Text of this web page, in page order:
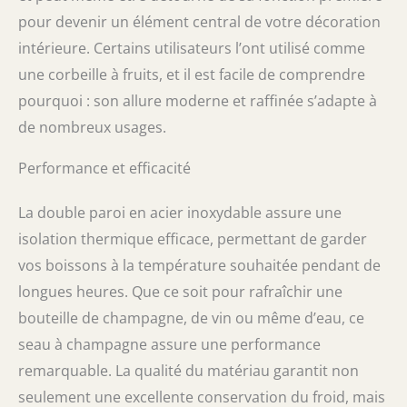
toujours une touche de luxe et d'élégance.
L'argent se combine également bien avec l'or.
Dimensions : hauteur 24 cm, diamètre du
refroidisseur : 43 cm
pour devenir un élément central de votre décoration
intérieure. Certains utilisateurs l’ont utilisé comme
une corbeille à fruits, et il est facile de comprendre
pourquoi : son allure moderne et raffinée s’adapte à
de nombreux usages.
Performance et efficacité
La double paroi en acier inoxydable assure une
isolation thermique efficace, permettant de garder
vos boissons à la température souhaitée pendant de
longues heures. Que ce soit pour rafraîchir une
bouteille de champagne, de vin ou même d’eau, ce
seau à champagne assure une performance
remarquable. La qualité du matériau garantit non
seulement une excellente conservation du froid, mais